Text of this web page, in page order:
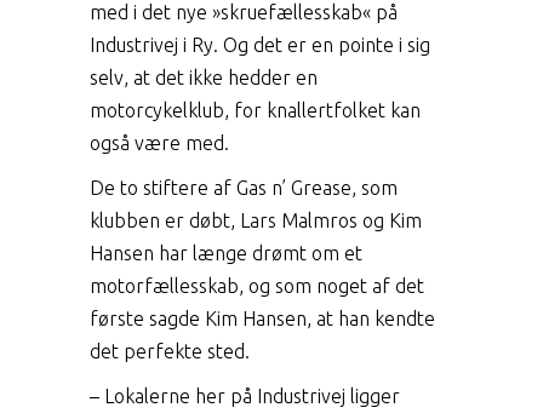
med i det nye »skruefællesskab« på
Industrivej i Ry. Og det er en pointe i sig
selv, at det ikke hedder en
motorcykelklub, for knallertfolket kan
også være med.
De to stiftere af Gas n’ Grease, som
klubben er døbt, Lars Malmros og Kim
Hansen har længe drømt om et
motorfællesskab, og som noget af det
første sagde Kim Hansen, at han kendte
det perfekte sted.
– Lokalerne her på Industrivej ligger